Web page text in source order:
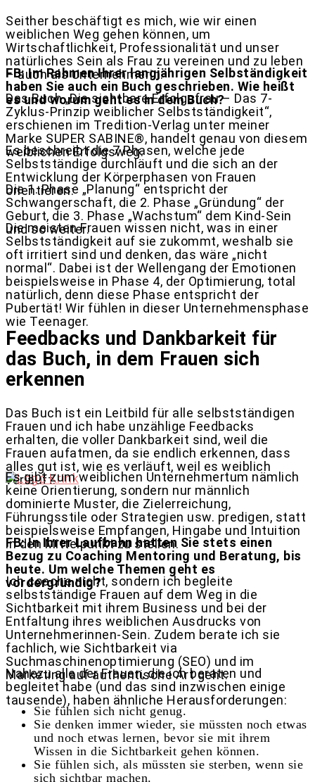
Seither beschäftigt es mich, wie wir einen
weiblichen Weg gehen können, um
Wirtschaftlichkeit, Professionalität und unser
natürliches Sein als Frau zu vereinen und zu leben
– auch als Unternehmerin.
FB: Im Rahmen Ihrer langjährigen Selbständigkeit
haben Sie auch ein Buch geschrieben. Wie heißt
es und worum geht es in dem Buch?
Das Buch „Die sichtbare Erfolgsfrau – Das 7-
Zyklus-Prinzip weiblicher Selbstständigkeit“,
erschienen im Tredition-Verlag unter meiner
Marke SUPER SABINE®, handelt genau von diesem
weiblichen Erfolgsweg.
Es beschreibt die 7 Phasen, welche jede
Selbstständige durchläuft und die sich an der
Entwicklung der Körperphasen von Frauen
orientieren:
Die 1. Phase „Planung“ entspricht der
Schwangerschaft, die 2. Phase „Gründung“ der
Geburt, die 3. Phase „Wachstum“ dem Kind-Sein
und so weiter.
Die meisten Frauen wissen nicht, was in einer
Selbstständigkeit auf sie zukommt, weshalb sie
oft irritiert sind und denken, das wäre „nicht
normal“. Dabei ist der Wellengang der Emotionen
beispielsweise in Phase 4, der Optimierung, total
natürlich, denn diese Phase entspricht der
Pubertät! Wir fühlen in dieser Unternehmensphase
wie Teenager.
Feedbacks und Dankbarkeit für
das Buch, in dem Frauen sich
erkennen
Das Buch ist ein Leitbild für alle selbstständigen
Frauen und ich habe unzählige Feedbacks
erhalten, die voller Dankbarkeit sind, weil die
Frauen aufatmen, da sie endlich erkennen, dass
alles gut ist, wie es verläuft, weil es weiblich
verläuft.
Es gibt zum weiblichen Unternehmertum nämlich
keine Orientierung, sondern nur männlich
dominierte Muster, die Zielerreichung,
Führungsstile oder Strategien usw. predigen, statt
beispielsweise Empfangen, Hingabe und Intuition
in den Mittelpunkt zu stellen.
FB: In Ihrer Laufbahn hatten Sie stets einen
Bezug zu Coaching Mentoring und Beratung, bis
heute. Um welche Themen geht es
vordergründig?
Ich coache nicht, sondern ich begleite
selbstständige Frauen auf dem Weg in die
Sichtbarkeit mit ihrem Business und bei der
Entfaltung ihres weiblichen Ausdrucks von
Unternehmerinnen-Sein. Zudem berate ich sie
fachlich, wie Sichtbarkeit via
Suchmaschinenoptimierung (SEO) und im
Marketing auf authentische Art geht.
Nahezu alle der Frauen, die ich beraten und
begleitet habe (und das sind inzwischen einige
tausende), haben ähnliche Herausforderungen:
Sie fühlen sich nicht genug.
Sie denken immer wieder, sie müssten noch etwas
und noch etwas lernen, bevor sie mit ihrem
Wissen in die Sichtbarkeit gehen können.
Sie fühlen sich, als müssten sie sterben, wenn sie
sich sichtbar machen.